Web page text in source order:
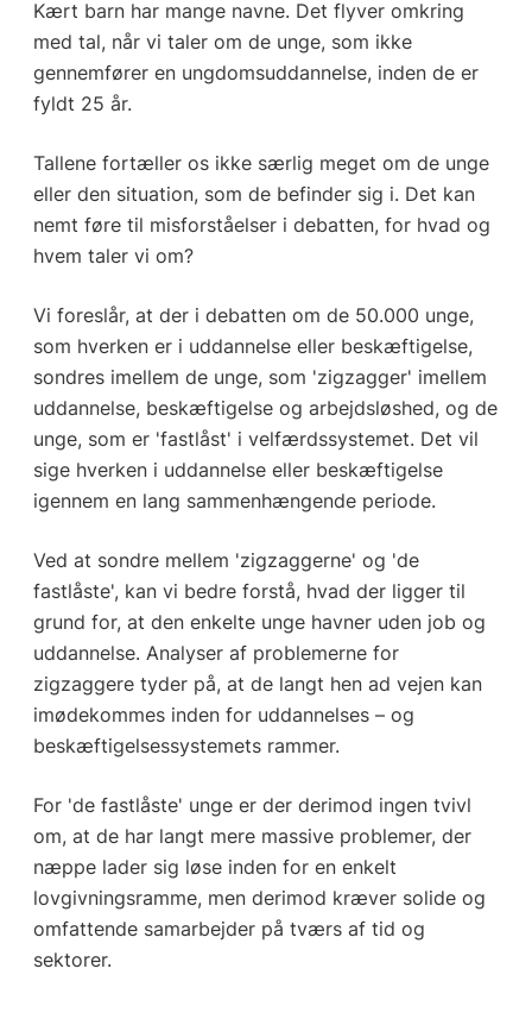
Kært barn har mange navne. Det flyver omkring
med tal, når vi taler om de unge, som ikke
gennemfører en ungdomsuddannelse, inden de er
fyldt 25 år.
Tallene fortæller os ikke særlig meget om de unge
eller den situation, som de befinder sig i. Det kan
nemt føre til misforståelser i debatten, for hvad og
hvem taler vi om?
Vi foreslår, at der i debatten om de 50.000 unge,
som hverken er i uddannelse eller beskæftigelse,
sondres imellem de unge, som 'zigzagger' imellem
uddannelse, beskæftigelse og arbejdsløshed, og de
unge, som er 'fastlåst' i velfærdssystemet. Det vil
sige hverken i uddannelse eller beskæftigelse
igennem en lang sammenhængende periode.
Ved at sondre mellem 'zigzaggerne' og 'de
fastlåste', kan vi bedre forstå, hvad der ligger til
grund for, at den enkelte unge havner uden job og
uddannelse. Analyser af problemerne for
zigzaggere tyder på, at de langt hen ad vejen kan
imødekommes inden for uddannelses – og
beskæftigelsessystemets rammer.
For 'de fastlåste' unge er der derimod ingen tvivl
om, at de har langt mere massive problemer, der
næppe lader sig løse inden for en enkelt
lovgivningsramme, men derimod kræver solide og
omfattende samarbejder på tværs af tid og
sektorer.